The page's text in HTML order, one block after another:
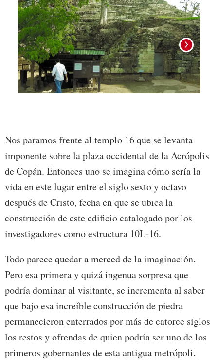
Nos paramos frente al templo 16 que se levanta
imponente sobre la plaza occidental de la Acrópolis
de Copán. Entonces uno se imagina cómo sería la
vida en este lugar entre el siglo sexto y octavo
después de Cristo, fecha en que se ubica la
construcción de este edificio catalogado por los
investigadores como estructura 10L-16.
Todo parece quedar a merced de la imaginación.
Pero esa primera y quizá ingenua sorpresa que
podría dominar al visitante, se incrementa al saber
que bajo esa increíble construcción de piedra
permanecieron enterrados por más de catorce siglos
los restos y ofrendas de quien podría ser uno de los
primeros gobernantes de esta antigua metrópoli.